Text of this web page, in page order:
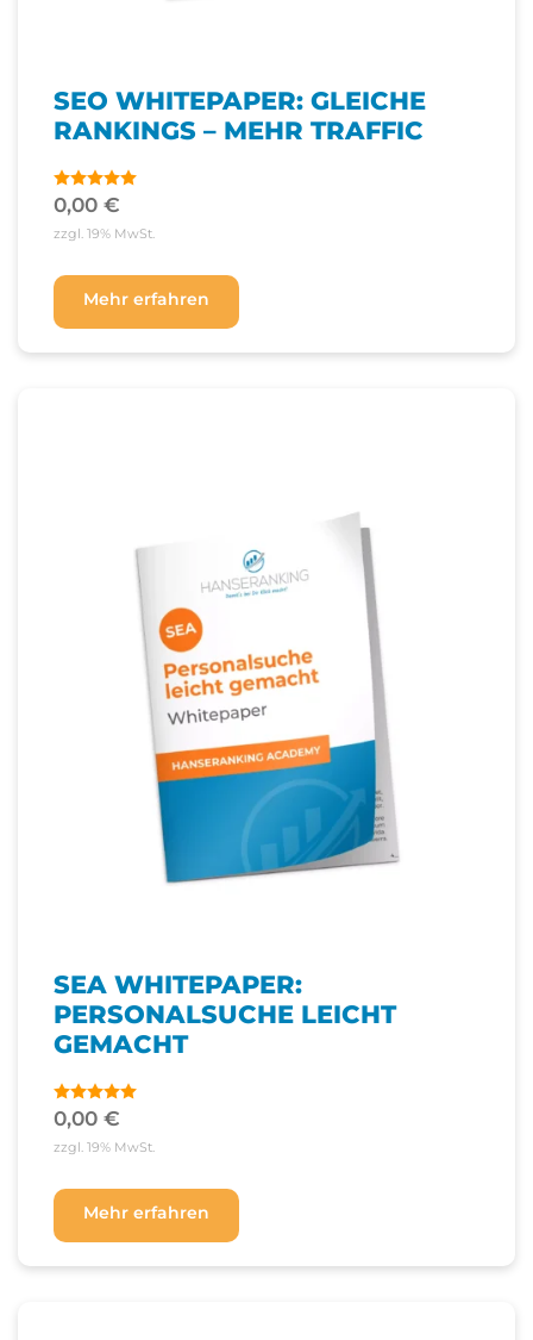
SEO WHITEPAPER: GLEICHE
RANKINGS – MEHR TRAFFIC
Bewertet
mit
von 5
0,00 €
zzgl. 19% MwSt.
Mehr erfahren
SEA WHITEPAPER:
PERSONALSUCHE LEICHT
GEMACHT
Bewertet
mit
von 5
0,00 €
zzgl. 19% MwSt.
Mehr erfahren